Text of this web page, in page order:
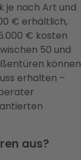
je nach Art und
€ erhältlich,
€ kosten
50 und
können
erhalten –
aus?